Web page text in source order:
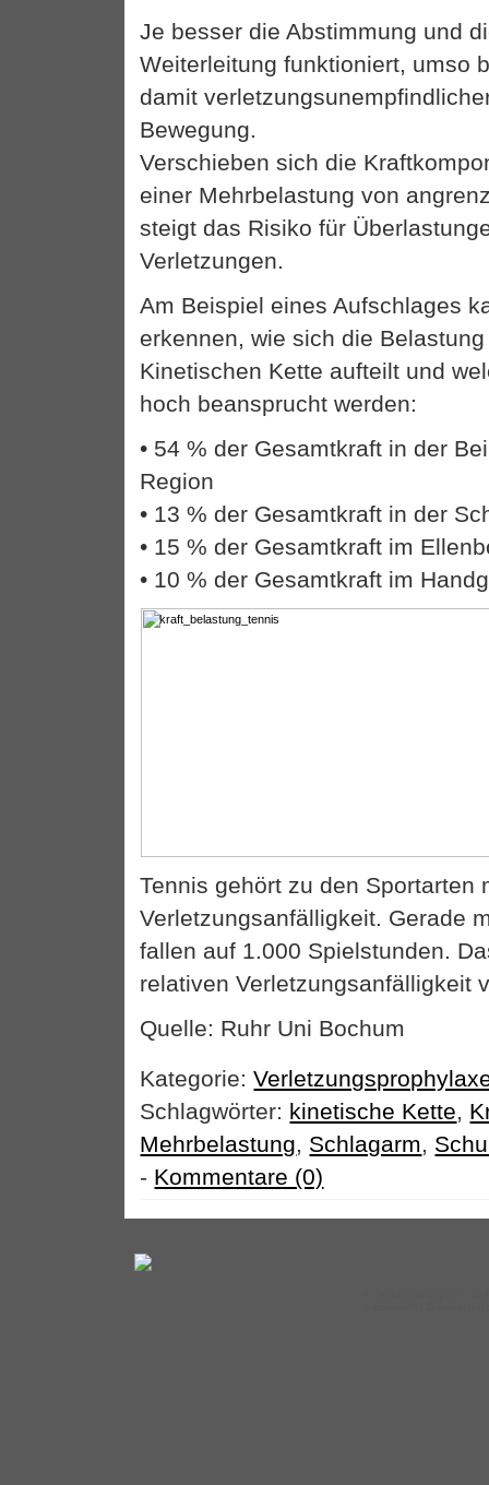
Je besser die Abstimmung und
Weiterleitung funktioniert, umso
damit
Bewegung.
Verschieben sich die
einer Mehrbelastung von
steigt das Risiko für
Verletzungen.
Am Beispiel eines Aufschlages
erkennen, wie sich die
Kinetischen Kette aufteilt und
hoch beansprucht werden:
• 54 % der Gesamtkraft in der
Region
• 13 % der Gesamtkraft in der
• 15 % der Gesamtkraft im
• 10 % der Gesamtkraft im
Tennis gehört zu den Sportarten
Verletzungsanfälligkeit. Gerade
fallen auf 1.000 Spielstunden.
relativen Verletzungsanfälligkeit
Quelle: Ruhr Uni Bochum
Kategorie:
Schlagwörter: kinetische Kette,
Mehrbelastung, Schlagarm,
- Kommentare (0)